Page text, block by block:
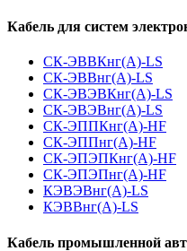
Кабель для систем
СК-ЭВВКнг(А)-LS
СК-ЭВВнг(А)-LS
СК-ЭВЭВКнг(А)-LS
СК-ЭВЭВнг(А)-LS
СК-ЭППКнг(А)-HF
СК-ЭППнг(А)-HF
СК-ЭПЭПКнг(А)-HF
СК-ЭПЭПнг(А)-HF
КЭВЭВнг(А)-LS
КЭВВнг(А)-LS
Кабель промышленной